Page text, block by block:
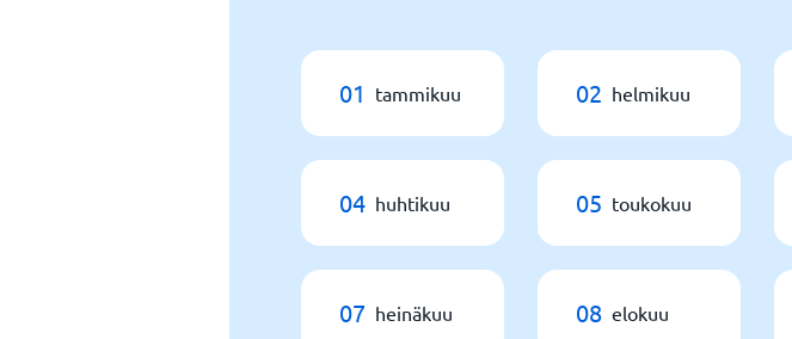
01 tammikuu 02 helmikuu
04 huhtikuu 05 toukokuu
07 heinäkuu 08 elokuu